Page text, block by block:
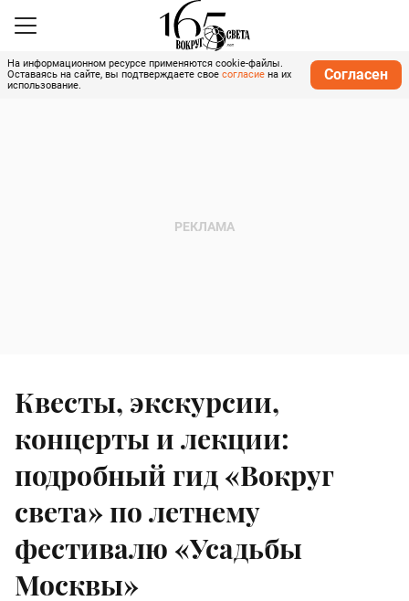
На информационном ресурсе применяются cookie-файлы.
Оставаясь на сайте, вы подтверждаете свое согласие на их
использование.
Согласен
Квесты, экскурсии,
концерты и лекции:
подробный гид «Вокруг
света» по летнему
фестивалю «Усадьбы
Москвы»